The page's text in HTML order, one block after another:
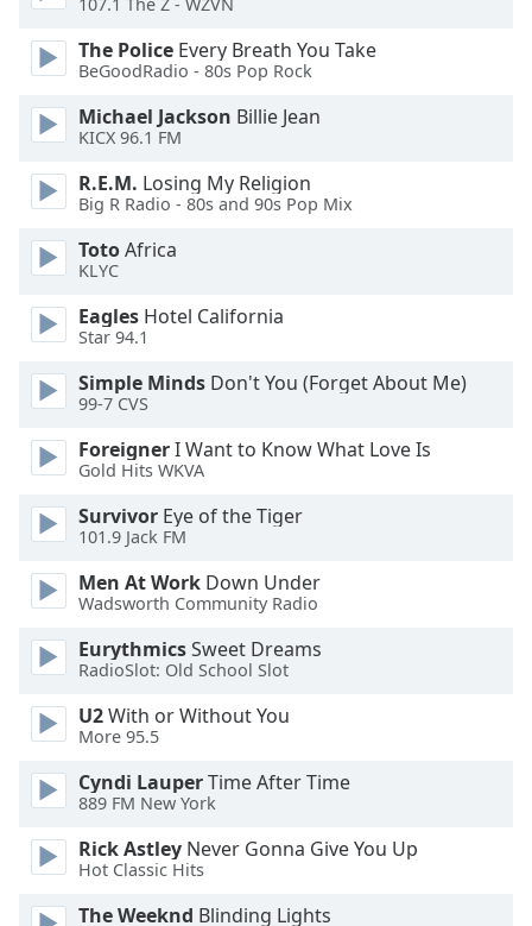
dialog
window.
Escape
cancel
and
close
Text
Color
Opacity
Text
Background
Background
Color
Opacity
Font
Size
107.1 The Z - WZVN
The Police Every Breath You Take
BeGoodRadio - 80s Pop Rock
Michael Jackson Billie Jean
KICX 96.1 FM
R.E.M. Losing My Religion
Big R Radio - 80s and 90s Pop Mix
TotoAfrica
KLYC
Eagles Hotel California
Star 94.1
Simple Minds Don't You (Forget About Me)
99-7 CVS
ForeignerI Want to Know What Love Is
Gold Hits WKVA
Survivor Eye of the Tiger
101.9 Jack FM
Men At Work Down Under
Wadsworth Community Radio
EurythmicsSweet Dreams
RadioSlot: Old School Slot
U2With or Without You
More 95.5
Cyndi LauperTime After Time
889 FM New York
Rick Astley Never Gonna Give You Up
Hot Classic Hits
The Weeknd Blinding Lights